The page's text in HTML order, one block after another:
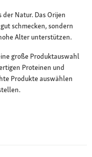
Natur. Das Orijen
schmecken, sondern
Alter unterstützen.
große Produktauswahl
Proteinen und
Produkte auswählen